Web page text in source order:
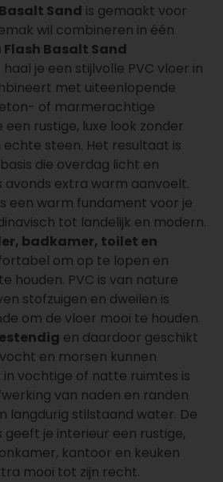
Sand is gemaakt voor
wil combineren in één
Basalt Sand
haal je een stijlvolle PVC vloer in
met uiteenlopende
of marmerachtige
rustige, luxe look zonder
steen. Het resultaat is
die overdag licht en
avonds extra warm aanvoelt.
een warm fundament voor je
tot landelijk en modern.
badkamer, toilet en
om op te lopen en
houden. PVC is van nature
stofzuigen en dweilen is
om de vloer mooi te houden.
en daardoor geschikt
en morsen kunnen
in vochtige of natte ruimtes is
van naden en randen
langdurig stilstaand water. De
je interieur een rustige,
kantoor en keuken
mooi tot zijn recht.